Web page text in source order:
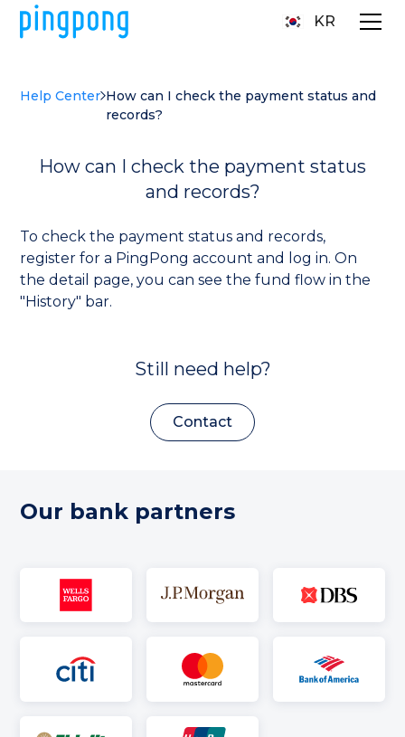
KR
Help Center How can I check the payment status and
records?
How can I check the payment status
and records?
To check the payment status and records,
register for a PingPong account and log in. On
the detail page, you can see the fund flow in the
"History" bar.
Still need help?
Contact
Our bank partners